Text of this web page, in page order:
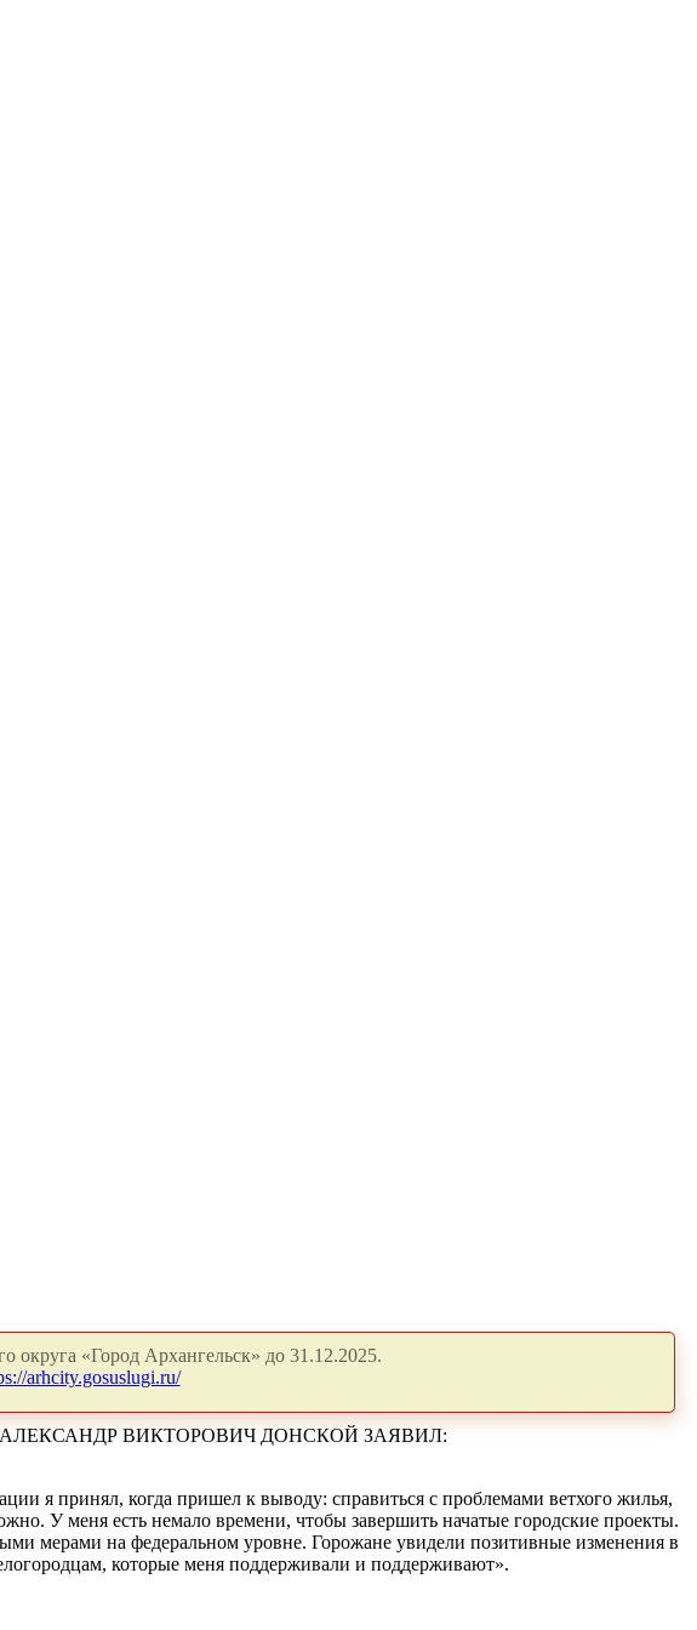
округа «Город Архангельск» до 31.12.2025.
arhcity.gosuslugi.ru/
ВИКТОРОВИЧ ДОНСКОЙ ЗАЯВИЛ:
я принял, когда пришел к выводу: справиться с проблемами ветхого жилья,
У меня есть немало времени, чтобы завершить начатые городские проекты.
мерами на федеральном уровне. Горожане увидели позитивные изменения в
которые меня поддерживали и поддерживают».